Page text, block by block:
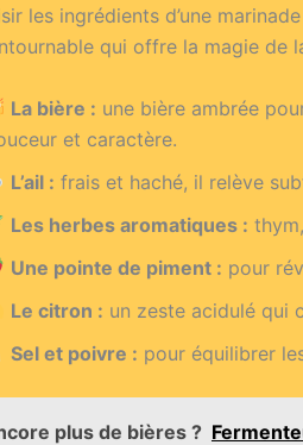
les ingrédients d’une
qui offre la magie de
La bière : une bière ambrée
et caractère.
L’ail : frais et haché, il relève
Les herbes aromatiques :
Une pointe de piment : pour
Le citron : un zeste acidulé qui
Sel et poivre : pour équilibrer
plus de bières ?